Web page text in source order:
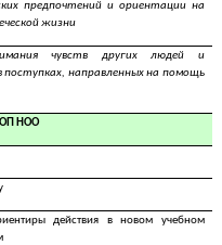
предпочтений и ориентации на
жизни
чувств других людей и
направленных на помощь
НОО
действия в новом учебном